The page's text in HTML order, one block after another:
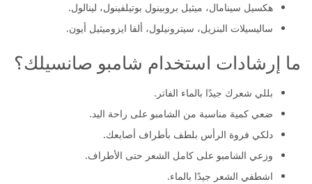
هكسيل سينامال، ميثيل بروبينول بوتيلفينول، لينالول.
ساليسيلات البنزيل، سيترونيلول، ألفا ايزوميثيل أيون.
ما إرشادات استخدام شامبو صانسيلك؟
بللي شعرك جيدًا بالماء الفاتر.
ضعي كمية مناسبة من الشامبو على راحة اليد.
دلكي فروة الرأس بلطف بأطراف أصابعك.
وزعي الشامبو على كامل الشعر حتى الأطراف.
اشطفي الشعر جيدًا بالماء.